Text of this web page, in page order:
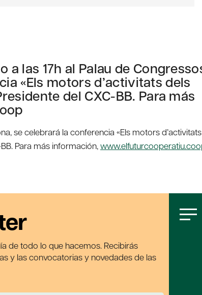
las 17h al Palau de
«Els motors d’activitats dels
del CXC-BB. Para más
se celebrará la conferencia «Els motors d’activitats
Para más información,
de todo lo que hacemos. Recibirás
y las convocatorias y novedades de las